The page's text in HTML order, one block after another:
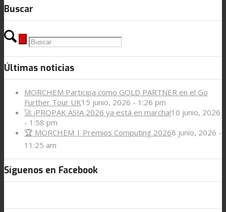
Buscar
Últimas noticias
MORCHEM Participa como GOLD PARTNER en el Go
Further Tour UK15 junio, 2026 - 1:26 pm
🚀 ¡PROPAK ASIA 2026 ya está en marcha!10 junio, 2026
- 1:58 pm
🏆 MORCHEM | Premios Computing 20268 junio, 2026 -
11:25 am
Síguenos en Facebook